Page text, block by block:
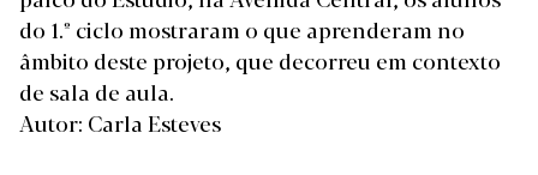
do 1.º ciclo mostraram o que aprenderam no
âmbito deste projeto, que decorreu em contexto
de sala de aula.
Autor: Carla Esteves